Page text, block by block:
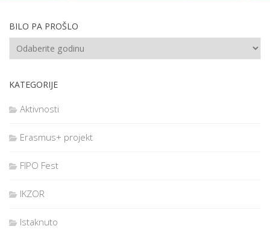
BILO PA PROŠLO
KATEGORIJE
Aktivnosti
Erasmus+ projekt
FIPO Fest
IKZOR
Istaknuto